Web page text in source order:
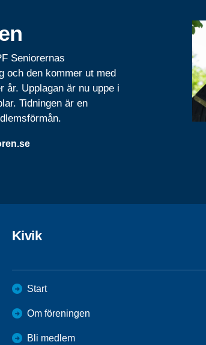
Seniorernas
och den kommer ut med
år. Upplagan är nu uppe i
Tidningen är en
Kivik
Start
Om föreningen
Bli medlem